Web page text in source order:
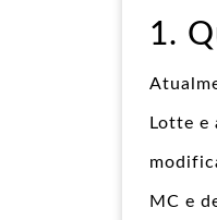
1.
Lotte e
MC e